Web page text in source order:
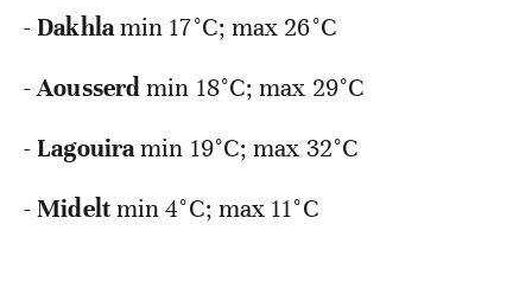
-Dakhlamin 17°C; max 26°C
-Aousserdmin 18°C; max 29°C
-Lagouiramin 19°C; max 32°C
-Mideltmin 4°C; max 11°C